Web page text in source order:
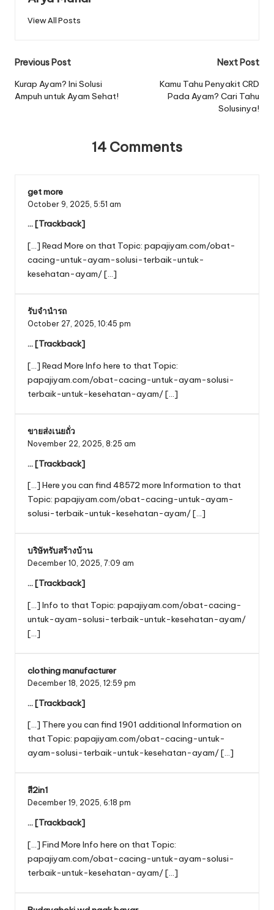
View All Posts
Post
navigation
Previous Post
Kurap Ayam? Ini Solusi
Ampuh untuk Ayam Sehat!
Next Post
Kamu Tahu Penyakit CRD
Pada Ayam? Cari Tahu
Solusinya!
14 Comments
get more
October 9, 2025, 5:51 am
… [Trackback]
[…] Read More on that Topic: papajiyam.com/obat-
cacing-untuk-ayam-solusi-terbaik-untuk-
kesehatan-ayam/ […]
รับจำนำรถ
October 27, 2025, 10:45 pm
… [Trackback]
[…] Read More Info here to that Topic:
papajiyam.com/obat-cacing-untuk-ayam-solusi-
terbaik-untuk-kesehatan-ayam/ […]
ขายส่งเนยถั่ว
November 22, 2025, 8:25 am
… [Trackback]
[…] Here you can find 48572 more Information to that
Topic: papajiyam.com/obat-cacing-untuk-ayam-
solusi-terbaik-untuk-kesehatan-ayam/ […]
บริษัทรับสร้างบ้าน
December 10, 2025, 7:09 am
… [Trackback]
[…] Info to that Topic: papajiyam.com/obat-cacing-
untuk-ayam-solusi-terbaik-untuk-kesehatan-ayam/
[…]
clothing manufacturer
December 18, 2025, 12:59 pm
… [Trackback]
[…] There you can find 1901 additional Information on
that Topic: papajiyam.com/obat-cacing-untuk-
ayam-solusi-terbaik-untuk-kesehatan-ayam/ […]
สี2in1
December 19, 2025, 6:18 pm
… [Trackback]
[…] Find More Info here on that Topic:
papajiyam.com/obat-cacing-untuk-ayam-solusi-
terbaik-untuk-kesehatan-ayam/ […]